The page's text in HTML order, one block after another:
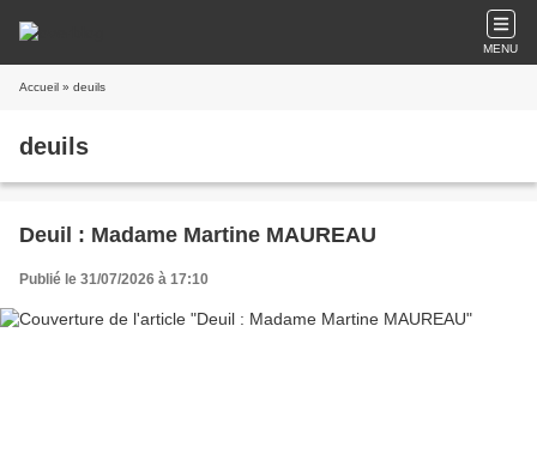
MENU
Accueil » deuils
deuils
Deuil : Madame Martine MAUREAU
Publié le 31/07/2026 à 17:10